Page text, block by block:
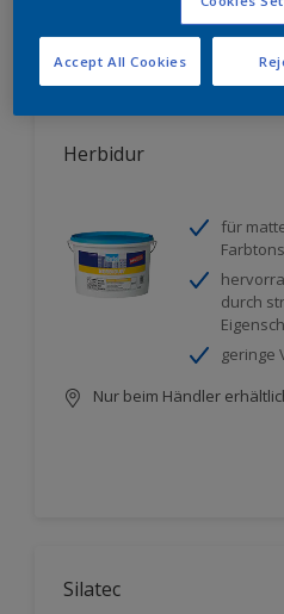
Herbidur
für
durch
geringe
Nur beim Händler
Silatec
Accept All Cookies